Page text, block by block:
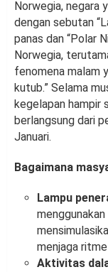
Norwegia, negara
dengan sebutan
panas dan “Polar
Norwegia,
fenomena malam
kutub.” Selama
kegelapan hampir
berlangsung dari
Januari.
Bagaimana
Lampu
menjaga
Aktivitas